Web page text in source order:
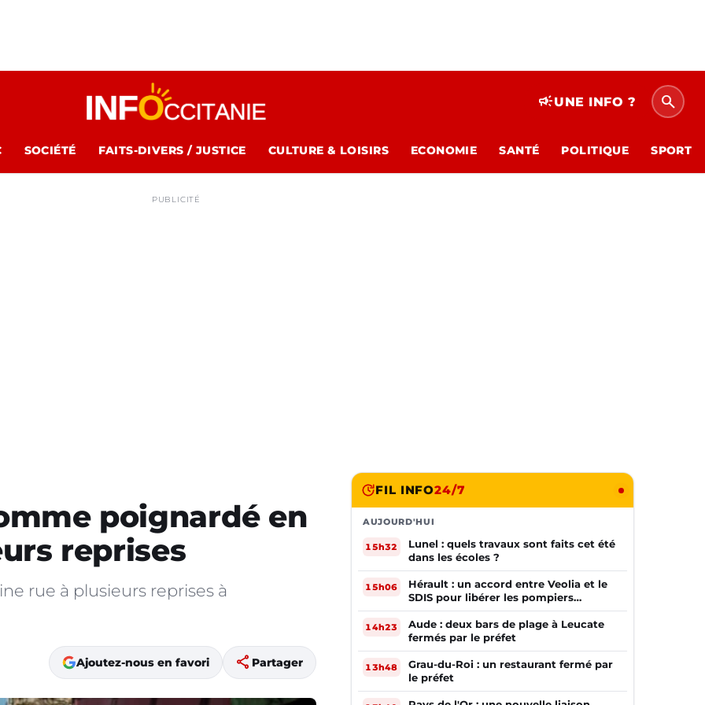
campaignUNE INFO ? search
SOCIÉTÉ FAITS-DIVERS / JUSTICE CULTURE & LOISIRS ECONOMIE SANTÉ POLITIQUE SPORT
PUBLICITÉ
poignardé en
reprises
rue à plusieurs reprises à
Ajoutez-nous en favori share Partager
FIL INFO24/7
AUJOURD'HUI
15h32
Lunel : quels travaux sont faits cet été
dans les écoles ?
15h06
Hérault : un accord entre Veolia et le
SDIS pour libérer les pompiers
volontaires
14h23
Aude : deux bars de plage à Leucate
fermés par le préfet
13h48
Grau-du-Roi : un restaurant fermé par
le préfet